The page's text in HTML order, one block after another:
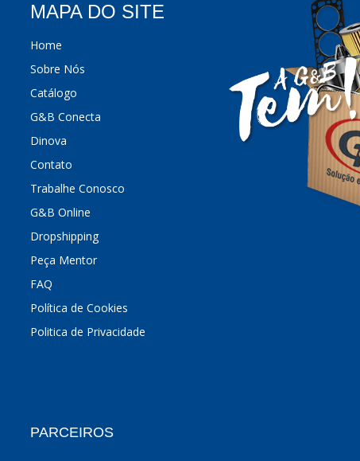
MAPA DO SITE
Home
Sobre Nós
Catálogo
G&B Conecta
Dinova
Contato
Trabalhe Conosco
G&B Online
Dropshipping
Peça Mentor
FAQ
Política de Cookies
Politica de Privacidade
PARCEIROS